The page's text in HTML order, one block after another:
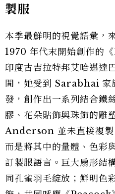
製服
本季最鮮明的視覺語彙
1970 年代末開始創作的
印度古吉拉特邦艾哈邁
間，她受到 Sarabhai 家
發，創作出一系列結合鐵
膠、花朵貼飾與珠飾的
Anderson 並未直接複製
而是將其中的量體、色彩
訂製服語言。巨大扇形結
同孔雀羽毛綻放；鮮明色